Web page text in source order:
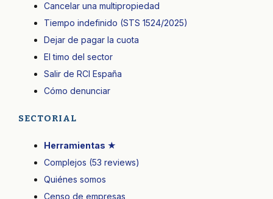
Cancelar una multipropiedad
Tiempo indefinido (STS 1524/2025)
Dejar de pagar la cuota
El timo del sector
Salir de RCI España
Cómo denunciar
SECTORIAL
Herramientas ★
Complejos (53 reviews)
Quiénes somos
Censo de empresas